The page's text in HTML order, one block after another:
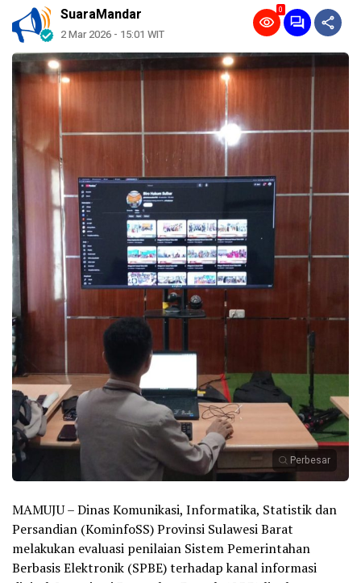
SuaraMandar
2 Mar 2026 - 15:01 WIT
0
Perbesar
MAMUJU – Dinas Komunikasi, Informatika, Statistik dan
Persandian (KominfoSS) Provinsi Sulawesi Barat
melakukan evaluasi penilaian Sistem Pemerintahan
Berbasis Elektronik (SPBE) terhadap kanal informasi